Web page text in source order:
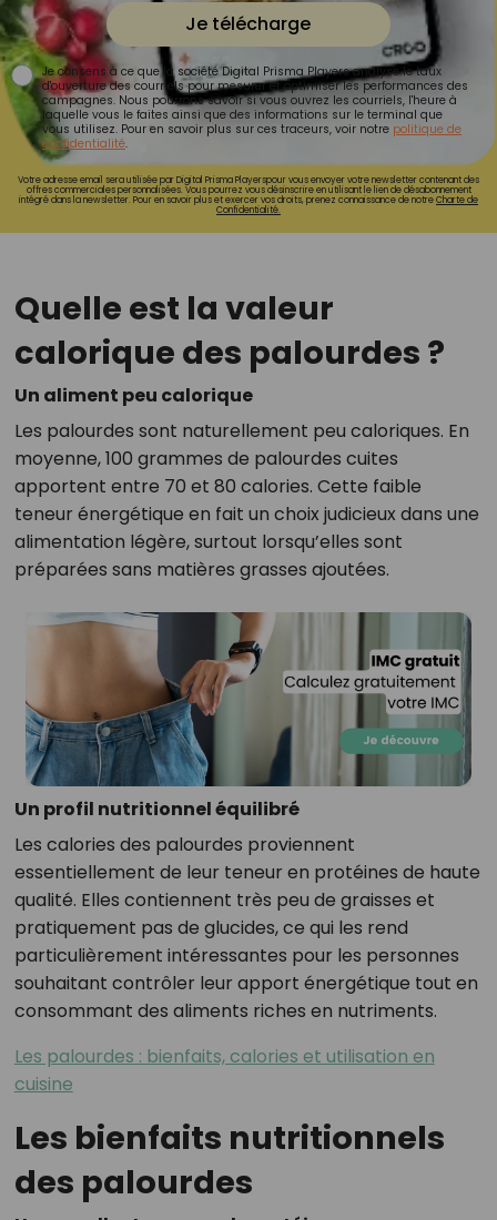
Je télécharge
Je consens à ce que la société Digital Prisma Players analyse le taux
d'ouverture des courriels pour mesurer et optimiser les performances des
campagnes. Nous pourrons savoir si vous ouvrez les courriels, l'heure à
laquelle vous le faites ainsi que des informations sur le terminal que
vous utilisez. Pour en savoir plus sur ces traceurs, voir notre politique de
confidentialité.
Votre adresse email sera utilisée par Digital Prisma Playerspour vous envoyer votre newsletter contenant des
offres commerciales personnalisées. Vous pourrez vous désinscrire en utilisant le lien de désabonnement
intégré dans la newsletter. Pour en savoir plus et exercer vos droits, prenez connaissance de notreCharte de
Confidentialité.
Quelle est la valeur
calorique des palourdes ?
Un aliment peu calorique
Les palourdes sont naturellement peu caloriques. En
moyenne, 100 grammes de palourdes cuites
apportent entre 70 et 80 calories. Cette faible
teneur énergétique en fait un choix judicieux dans une
alimentation légère, surtout lorsqu’elles sont
préparées sans matières grasses ajoutées.
Un profil nutritionnel équilibré
Les calories des palourdes proviennent
essentiellement de leur teneur en protéines de haute
qualité. Elles contiennent très peu de graisses et
pratiquement pas de glucides, ce qui les rend
particulièrement intéressantes pour les personnes
souhaitant contrôler leur apport énergétique tout en
consommant des aliments riches en nutriments.
Les palourdes : bienfaits, calories et utilisation en
cuisine
Les bienfaits nutritionnels
des palourdes